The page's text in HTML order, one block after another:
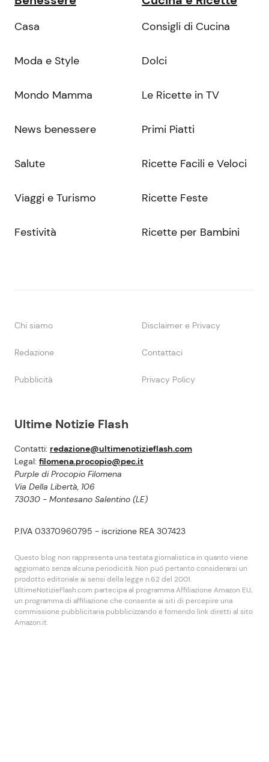
Ultime Notizie Flash
Contatti: redazione@ultimenotizieflash.com
Legal: filomena.procopio@pec.it
Purple di Procopio Filomena
Via Della Libertà, 106
73030 - Montesano Salentino (LE)
P.IVA 03370960795 - iscrizione REA 307423
Questo blog non rappresenta una testata giornalistica in quanto viene
aggiornato senza alcuna periodicità. Non puó pertanto considerarsi un
prodotto editoriale ai sensi della legge n.62 del 2001.
UltimeNotizieFlash.com partecipa al programma Affiliazione Amazon EU,
un programma di affiliazione che consente ai siti di percepire una
commissione pubblicitaria pubblicizzando e fornendo link diretti al sito
Amazon.it.
Casa
Moda e Style
Mondo Mamma
News benessere
Salute
Viaggi e Turismo
Festività
Consigli di Cucina
Dolci
Le Ricette in TV
Primi Piatti
Ricette Facili e Veloci
Ricette Feste
Ricette per Bambini
Chi siamo Disclaimer e Privacy
Redazione Contattaci
Pubblicità Privacy Policy